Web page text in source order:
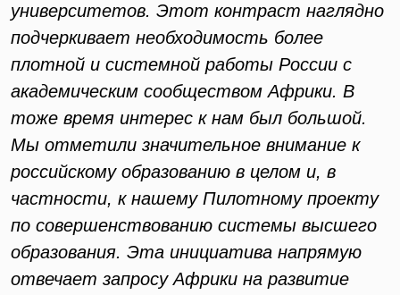
университетов. Этот контраст наглядно
подчеркивает необходимость более
плотной и системной работы России с
академическим сообществом Африки. В
тоже время интерес к нам был большой.
Мы отметили значительное внимание к
российскому образованию в целом и, в
частности, к нашему Пилотному проекту
по совершенствованию системы высшего
образования. Эта инициатива напрямую
отвечает запросу Африки на развитие